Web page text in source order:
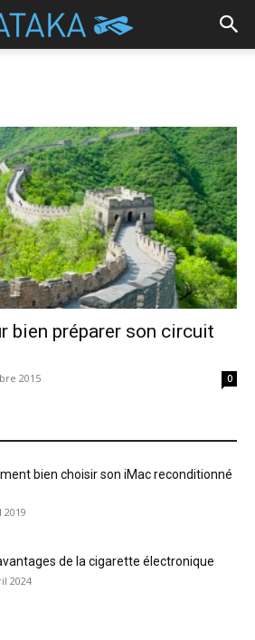
bien préparer son circuit
2015 0
bien choisir son iMac reconditionné
2019
de la cigarette électronique
2024